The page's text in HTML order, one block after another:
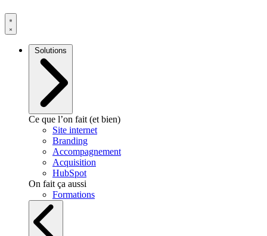
Solutions
Ce que l’on fait (et bien)
Site internet
Branding
Accompagnement
Acquisition
HubSpot
On fait ça aussi
Formations